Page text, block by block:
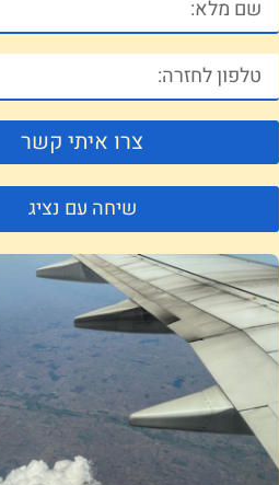
צרו איתי קשר
שיחה עם נציג